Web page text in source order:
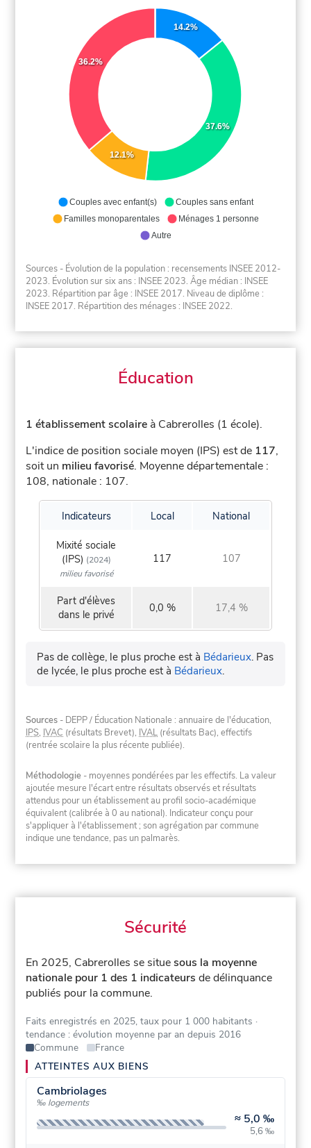
14.2%
37.6%
12.1%
36.2%
Couples avec enfant(s)
Couples sans enfant
Familles monoparentales
Ménages 1 personne
Autre
Sources - Évolution de la population : recensements INSEE 2012-
2023. Évolution sur six ans : INSEE 2023. Âge médian : INSEE
2023. Répartition par âge : INSEE 2017. Niveau de diplôme :
INSEE 2017. Répartition des ménages : INSEE 2022.
Éducation
1 établissement scolaire à Cabrerolles (1 école).
L'indice de position sociale moyen (IPS) est de 117,
soit un milieu favorisé. Moyenne départementale :
108, nationale : 107.
Indicateurs Local National
Mixité sociale
(IPS) (2024)
milieu favorisé
117 107
Part d'élèves
dans le privé
0,0 % 17,4 %
Pas de collège, le plus proche est à Bédarieux. Pas
de lycée, le plus proche est à Bédarieux.
Sources - DEPP / Éducation Nationale : annuaire de l'éducation,
IPS, IVAC (résultats Brevet), IVAL (résultats Bac), effectifs
(rentrée scolaire la plus récente publiée).
Méthodologie - moyennes pondérées par les effectifs. La valeur
ajoutée mesure l'écart entre résultats observés et résultats
attendus pour un établissement au profil socio-académique
équivalent (calibrée à 0 au national). Indicateur conçu pour
s'appliquer à l'établissement ; son agrégation par commune
indique une tendance, pas un palmarès.
Sécurité
En 2025, Cabrerolles se situesous la moyenne
nationale pour 1 des 1 indicateurs de délinquance
publiés pour la commune.
Faits enregistrés en 2025, taux pour 1 000 habitants ·
tendance : évolution moyenne par an depuis 2016
Commune
France
ATTEINTES AUX BIENS
Cambriolages
‰ logements
≈ 5,0 ‰
5,6 ‰